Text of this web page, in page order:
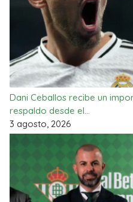
Dani Ceballos recibe un
respaldo desde el…
3 agosto, 2026